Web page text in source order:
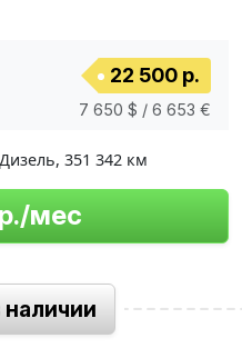
22 500 р.
7 650 $ / 6 653 €
, 351 342 км
мес
наличии